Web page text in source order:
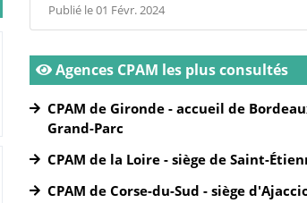
Publié le 01 Févr. 2024
Agences CPAM les plus consultés
CPAM de Gironde - accueil de
Grand-Parc
CPAM de la Loire - siège de Saint-
CPAM de Corse-du-Sud - siège